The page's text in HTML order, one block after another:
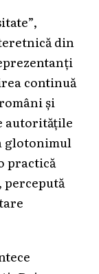
din
continuă
și
autoritățile
glotonimul
practică